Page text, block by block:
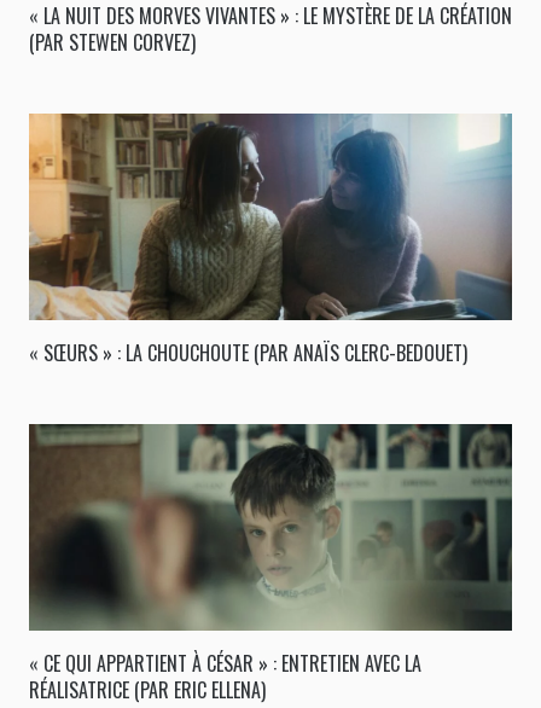
« LA NUIT DES MORVES VIVANTES » : LE MYSTÈRE DE LA CRÉATION
(PAR STEWEN CORVEZ)
« SŒURS » : LA CHOUCHOUTE (PAR ANAÏS CLERC-BEDOUET)
« CE QUI APPARTIENT À CÉSAR » : ENTRETIEN AVEC LA
RÉALISATRICE (PAR ERIC ELLENA)